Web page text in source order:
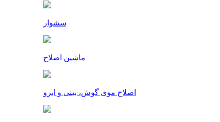
سشوار
ماشین اصلاح
اصلاح موی گوش، بینی و ابرو